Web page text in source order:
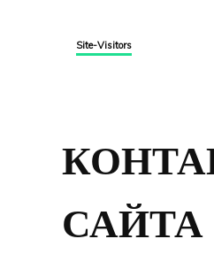
Site-Visitors
САЙТА